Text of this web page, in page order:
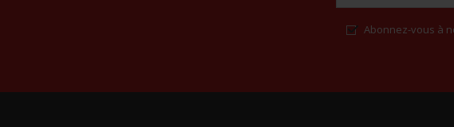
Abonnez-vous à